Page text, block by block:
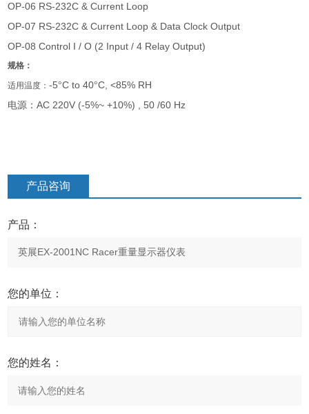
OP-06 RS-232C & Current Loop
OP-07 RS-232C & Current Loop & Data Clock Output
OP-08 Control I / O (2 Input / 4 Relay Output)
规格：
适用温度：-5°C to 40°C, <85% RH
电源：AC 220V (-5%~ +10%) , 50 /60 Hz
产品咨询
产品：
您的单位：
您的姓名：